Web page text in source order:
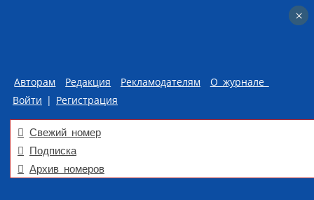
Авторам Редакция Рекламодателям
О журнале
Войти | Регистрация
Свежий номер
Подписка
Архив номеров
×
×